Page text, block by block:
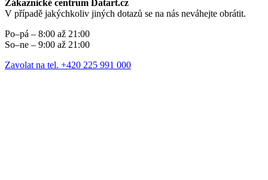
Zákaznické centrum Datart.cz
V případě jakýchkoliv jiných dotazů se na nás neváhejte obrátit.
Po–pá – 8:00 až 21:00
So–ne – 9:00 až 21:00
Zavolat na tel. +420 225 991 000